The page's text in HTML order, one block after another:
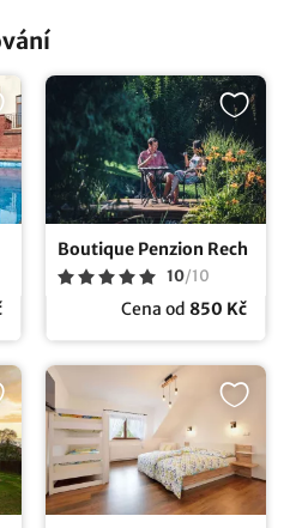
Boutique Penzion Rech
10/10
Cena od 850 Kč